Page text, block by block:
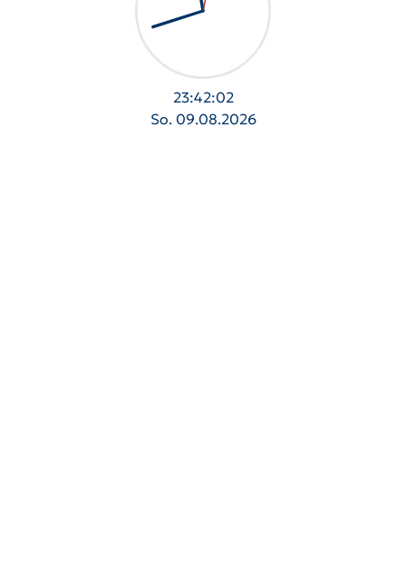
23:42:02
So. 09.08.2026